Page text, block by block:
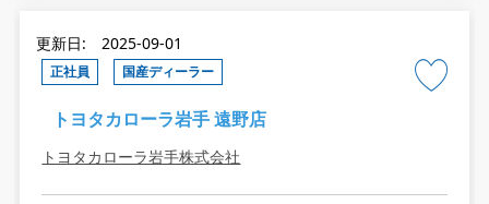
更新日: 2025-09-01
正社員 国産ディーラー
トヨタカローラ岩手 遠野店
トヨタカローラ岩手株式会社